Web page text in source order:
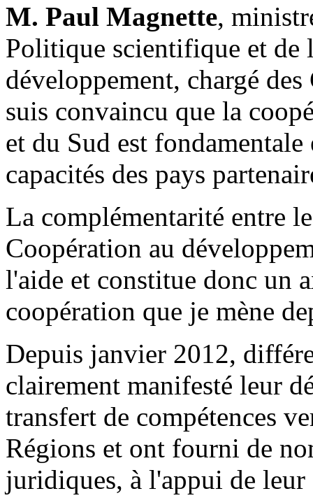
M. Paul Magnette,
Politique scientifique et de
développement, chargé
suis convaincu que la
et du Sud est
capacités des pays
La complémentarité entre
Coopération au
l'aide et constitue donc un
coopération que je mène
Depuis janvier 2012,
clairement manifesté leur
transfert de compétences
Régions et ont fourni de
juridiques, à l'appui de leur